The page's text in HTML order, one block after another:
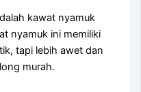
kawat nyamuk
nyamuk ini memiliki
tapi lebih awet dan
murah.